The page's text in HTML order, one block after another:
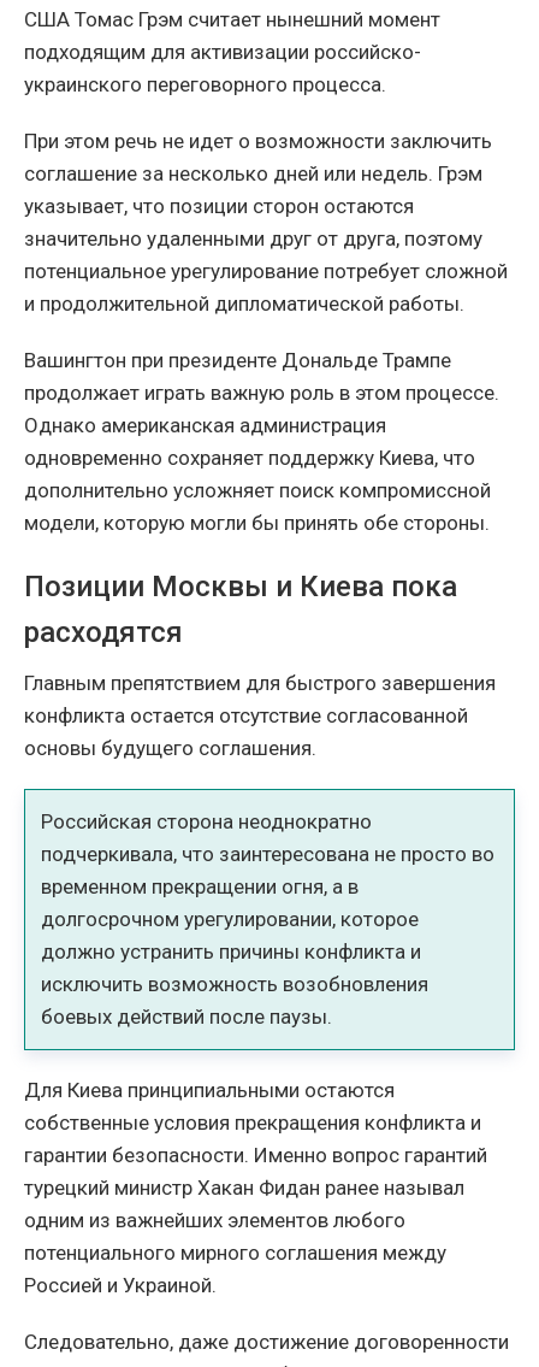
США Томас Грэм считает нынешний момент
подходящим для активизации российско-
украинского переговорного процесса.
При этом речь не идет о возможности заключить
соглашение за несколько дней или недель. Грэм
указывает, что позиции сторон остаются
значительно удаленными друг от друга, поэтому
потенциальное урегулирование потребует сложной
и продолжительной дипломатической работы.
Вашингтон при президенте Дональде Трампе
продолжает играть важную роль в этом процессе.
Однако американская администрация
одновременно сохраняет поддержку Киева, что
дополнительно усложняет поиск компромиссной
модели, которую могли бы принять обе стороны.
Позиции Москвы и Киева пока
расходятся
Главным препятствием для быстрого завершения
конфликта остается отсутствие согласованной
основы будущего соглашения.
Российская сторона неоднократно
подчеркивала, что заинтересована не просто во
временном прекращении огня, а в
долгосрочном урегулировании, которое
должно устранить причины конфликта и
исключить возможность возобновления
боевых действий после паузы.
Для Киева принципиальными остаются
собственные условия прекращения конфликта и
гарантии безопасности. Именно вопрос гарантий
турецкий министр Хакан Фидан ранее называл
одним из важнейших элементов любого
потенциального мирного соглашения между
Россией и Украиной.
Следовательно, даже достижение договоренности